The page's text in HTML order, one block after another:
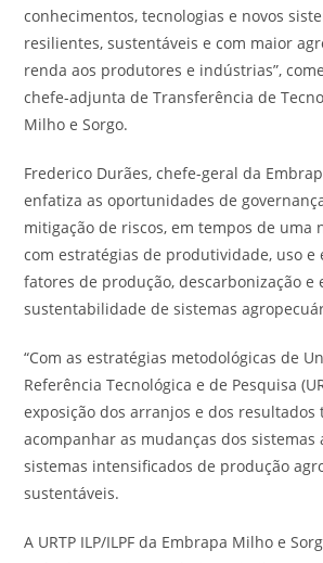
conhecimentos, tecnologias e novos
resilientes, sustentáveis e com maior
renda aos produtores e indústrias”,
chefe-adjunta de Transferência de
Milho e Sorgo.
Frederico Durães, chefe-geral da
enfatiza as oportunidades de
mitigação de riscos, em tempos de uma
com estratégias de produtividade, uso e
fatores de produção, descarbonização e
sustentabilidade de sistemas
“Com as estratégias metodológicas de
Referência Tecnológica e de Pesquisa
exposição dos arranjos e dos resultados
acompanhar as mudanças dos sistemas
sistemas intensificados de produção
sustentáveis.
A URTP ILP/ILPF da Embrapa Milho e